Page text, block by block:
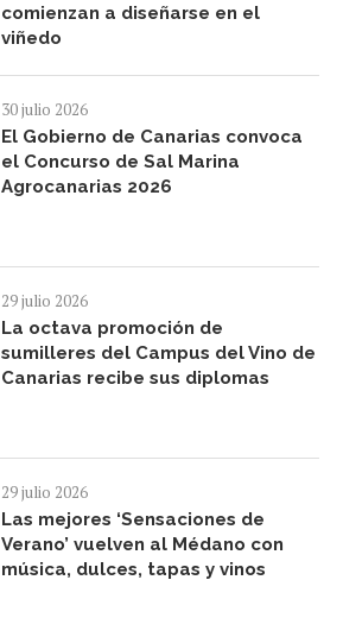
comienzan a diseñarse en el
viñedo
30 julio 2026
El Gobierno de Canarias convoca
el Concurso de Sal Marina
Agrocanarias 2026
29 julio 2026
La octava promoción de
sumilleres del Campus del Vino de
Canarias recibe sus diplomas
29 julio 2026
Las mejores ‘Sensaciones de
Verano’ vuelven al Médano con
música, dulces, tapas y vinos